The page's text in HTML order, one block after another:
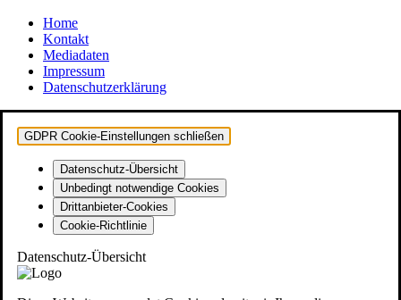
Home
Kontakt
Mediadaten
Impressum
Datenschutzerklärung
GDPR Cookie-Einstellungen schließen
Datenschutz-Übersicht
Unbedingt notwendige Cookies
Drittanbieter-Cookies
Cookie-Richtlinie
Datenschutz-Übersicht